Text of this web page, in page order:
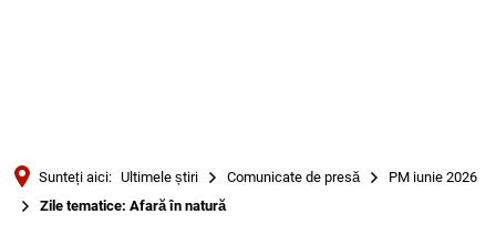
Sunteți aici: Ultimele știri Comunicate de presă
PM iunie 2026
Zile tematice: Afară în natură